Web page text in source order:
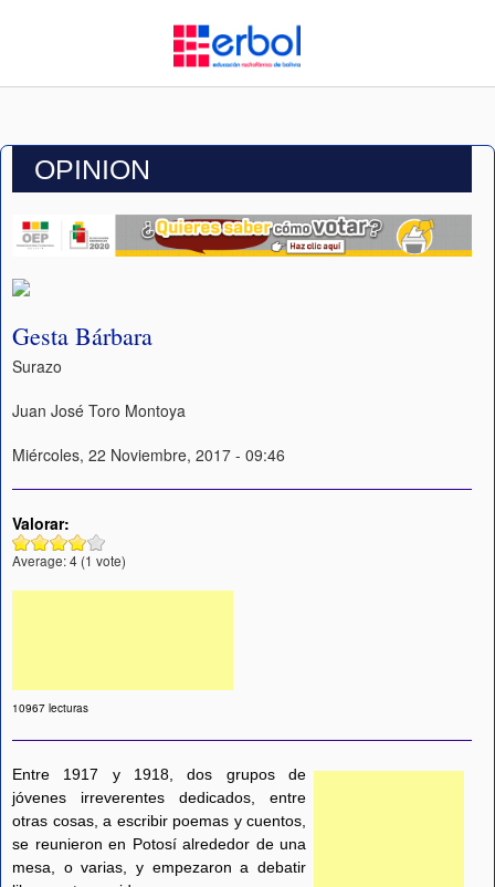
OPINION
Gesta Bárbara
Surazo
Juan José Toro Montoya
Miércoles, 22 Noviembre, 2017 - 09:46
Valorar:
Average:4 (1 vote)
10967 lecturas
Entre 1917 y 1918, dos grupos de
jóvenes irreverentes dedicados, entre
otras cosas, a escribir poemas y cuentos,
se reunieron en Potosí alrededor de una
mesa, o varias, y empezaron a debatir